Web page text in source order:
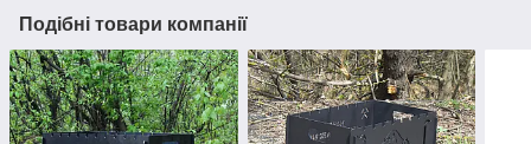
Подібні товари компанії